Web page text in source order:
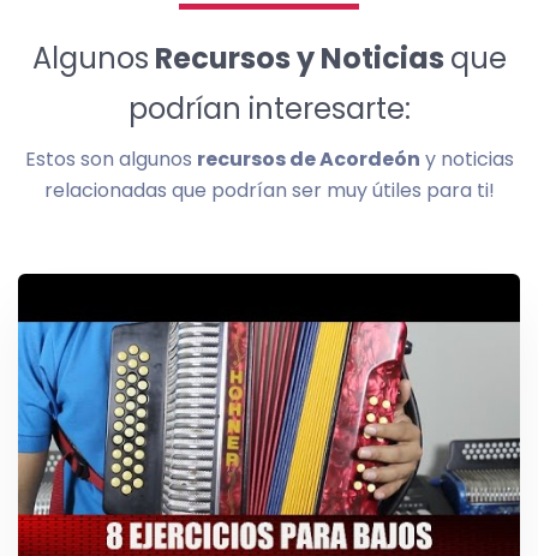
Algunos Recursos y Noticias que
podrían interesarte:
Estos son algunos recursos de Acordeón y noticias
relacionadas que podrían ser muy útiles para ti!